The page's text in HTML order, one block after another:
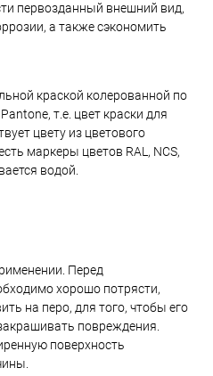
первозданный внешний вид,
а также сэкономить
краской колерованной по
т.е. цвет краски для
цвету из цветового
маркеры цветов RAL, NCS,
водой.
Перед
хорошо потрясти,
на перо, для того, чтобы его
повреждения.
поверхность